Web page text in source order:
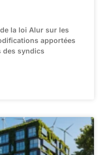
la loi Alur sur les
apportées
des syndics